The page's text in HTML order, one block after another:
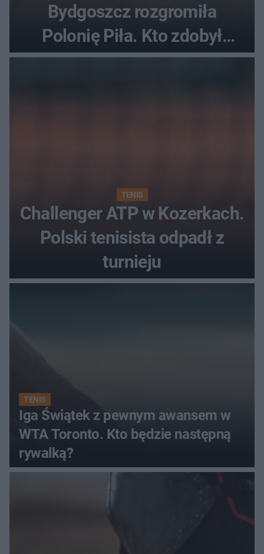
Bydgoszcz rozgromiła
Polonię Piła. Kto zdobył
najwięcej punktów?
TENIS
Challenger ATP w Kozerkach.
Polski tenisista odpadł z
turnieju
TENIS
Iga Świątek z pewnym awansem w
WTA Toronto. Kto będzie następną
rywalką?